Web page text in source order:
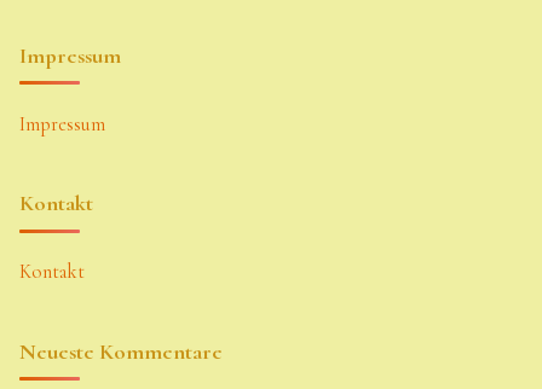
Impressum
Impressum
Kontakt
Kontakt
Neueste Kommentare